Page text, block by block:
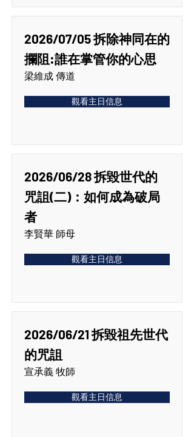
2026/07/05 拆除神同在的
攔阻:誰在掌管你的心思
梁維成 傳道
觀看主日信息
2026/06/28 拆毀世代的
咒詛(二)：如何成為破局
者
李賢華 師母
觀看主日信息
2026/06/21 拆毀祖先世代
的咒詛
宣承義 牧師
觀看主日信息